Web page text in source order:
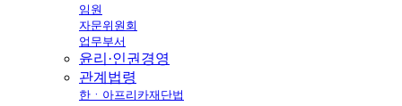
임원
자문위원회
업무부서
윤리·인권경영
관계법령
한ㆍ아프리카재단법